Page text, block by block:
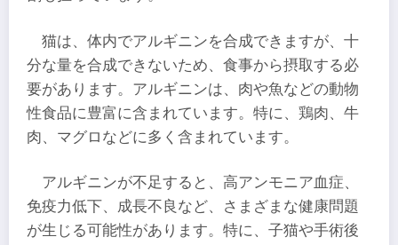
猫は、体内でアルギニンを合成できますが、十
分な量を合成できないため、食事から摂取する必
要があります。アルギニンは、肉や魚などの動物
性食品に豊富に含まれています。特に、鶏肉、牛
肉、マグロなどに多く含まれています。
アルギニンが不足すると、高アンモニア血症、
免疫力低下、成長不良など、さまざまな健康問題
が生じる可能性があります。特に、子猫や手術後